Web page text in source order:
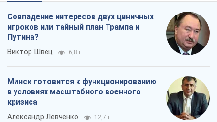
Совпадение интересов двух циничных
игроков или тайный план Трампа и
Путина?
Виктор Швец 6,8 т.
Минск готовится к функционированию
в условиях масштабного военного
кризиса
Александр Левченко 12,7 т.